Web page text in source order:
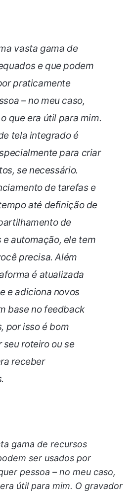
vasta gama de
e que podem
praticamente
– no meu caso,
que era útil para mim.
tela integrado é
para criar
se necessário.
de tarefas e
até definição de
de
automação, ele tem
precisa. Além
é atualizada
e adiciona novos
base no feedback
por isso é bom
seu roteiro ou se
receber
gama de recursos
ser usados por
pessoa – no meu caso,
útil para mim. O gravador